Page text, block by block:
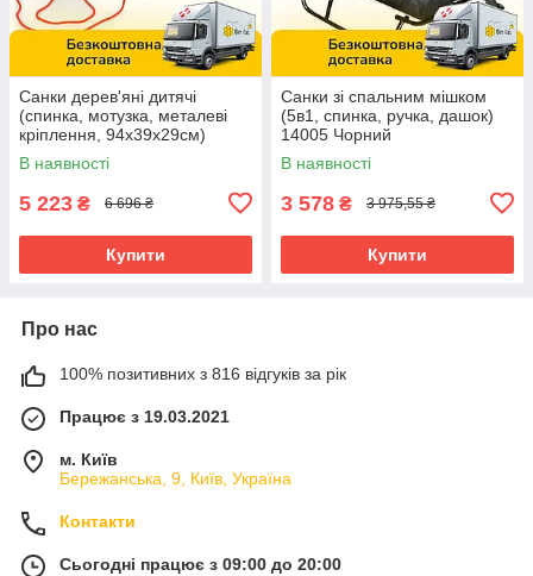
Санки дерев'яні дитячі
(спинка, мотузка, металеві
кріплення, 94х39х29см)
JSXQ-23
В наявності
5 223 ₴ 6 696 ₴
Купити
Санки зі спальним мішком
(5в1, спинка, ручка, дашок)
14005 Чорний
В наявності
3 578 ₴ 3 975,55 ₴
Купити
Про нас
100% позитивних з 816 відгуків за рік
Працює з 19.03.2021
м. Київ
Бережанська, 9, Київ, Україна
Контакти
Сьогодні працює з 09:00 до 20:00